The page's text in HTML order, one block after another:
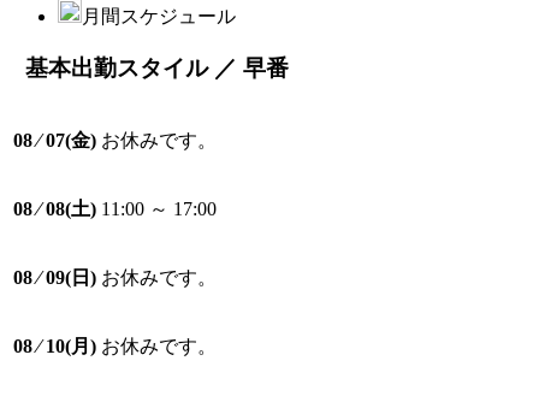
月間スケジュール
基本出勤スタイル ／ 早番
08 ⁄ 07(金) お休みです。
08 ⁄ 08(土) 11:00 ～ 17:00
08 ⁄ 09(日) お休みです。
08 ⁄ 10(月) お休みです。